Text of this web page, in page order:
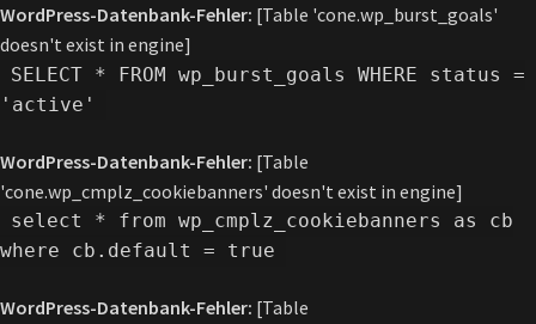
WordPress-Datenbank-Fehler: [Table 'cone.wp_burst_goals'
doesn't exist in engine]
SELECT * FROM wp_burst_goals WHERE status =
'active'
WordPress-Datenbank-Fehler: [Table
'cone.wp_cmplz_cookiebanners' doesn't exist in engine]
select * from wp_cmplz_cookiebanners as cb
where cb.default = true
WordPress-Datenbank-Fehler: [Table